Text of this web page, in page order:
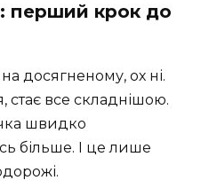
перший крок до
досягненому, ох ні.
стає все складнішою.
швидко
більше. І це лише